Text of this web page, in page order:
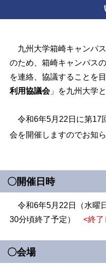
九州大学箱崎キャンパ
のため、箱崎キャンパス
を連絡、協議することを
利用協議会」を九州大学
令和6年5月22日に第17
会を開催しますのでお知ら
〇開催日時
令和6年5月22日（水
30分頃終了予定）<終了
〇会場